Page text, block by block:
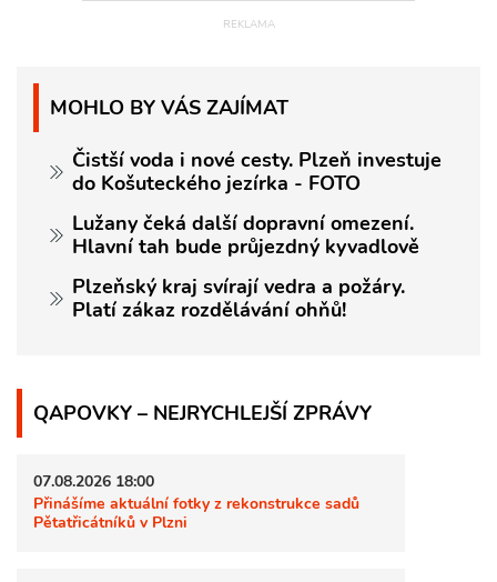
MOHLO BY VÁS ZAJÍMAT
Čistší voda i nové cesty. Plzeň investuje
do Košuteckého jezírka - FOTO
Lužany čeká další dopravní omezení.
Hlavní tah bude průjezdný kyvadlově
Plzeňský kraj svírají vedra a požáry.
Platí zákaz rozdělávání ohňů!
QAPOVKY – NEJRYCHLEJŠÍ ZPRÁVY
07.08.2026 18:00
Přinášíme aktuální fotky z rekonstrukce sadů
Pětatřicátníků v Plzni